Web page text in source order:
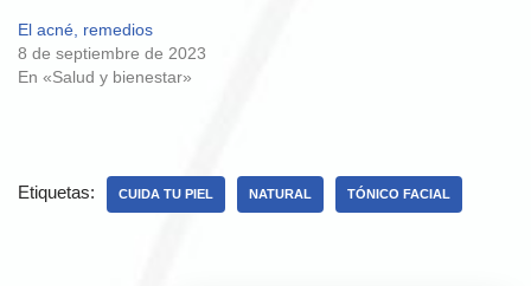
El acné, remedios
8 de septiembre de 2023
En «Salud y bienestar»
Etiquetas: CUIDA TU PIEL NATURAL TÓNICO FACIAL